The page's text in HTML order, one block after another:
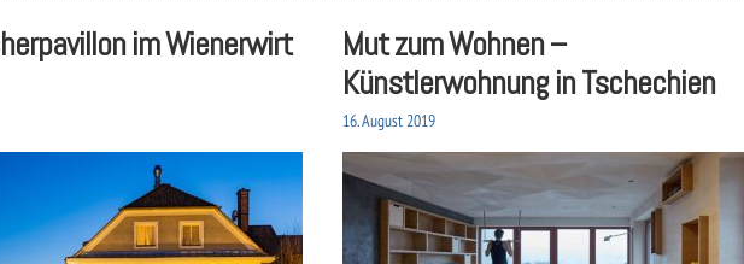
im Wienerwirt
Mut zum Wohnen –
Künstlerwohnung in Tschechien
16. August 2019